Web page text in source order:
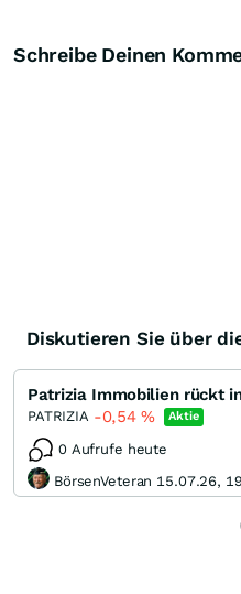
Schreibe Deinen
Diskutieren Sie über
PATRIZIA -0,54% Aktie
0 Aufrufe heute
BörsenVeteran 15.07.26,